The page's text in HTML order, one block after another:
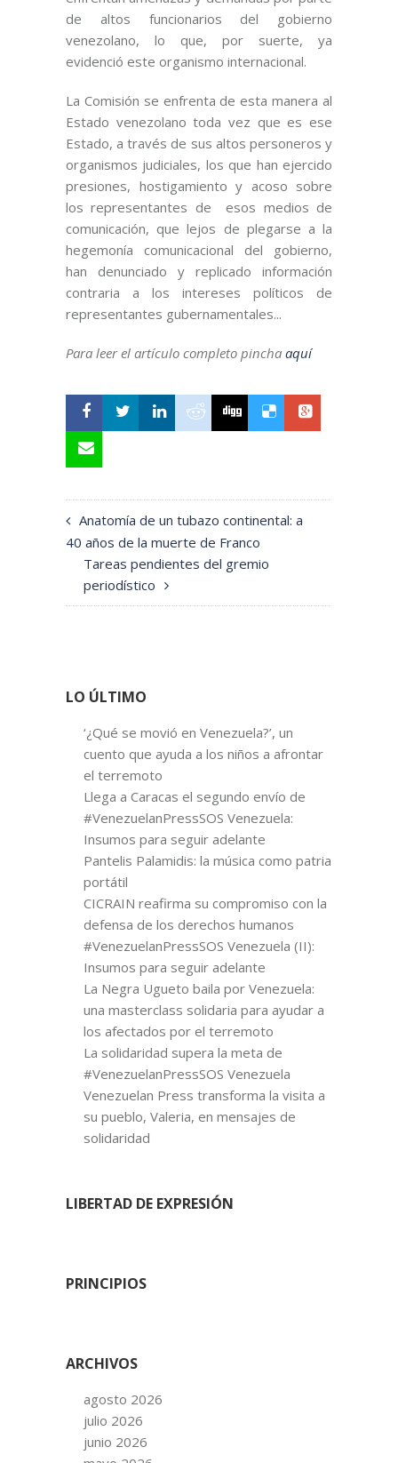
de altos funcionarios del gobierno
venezolano, lo que, por suerte, ya
evidenció este organismo internacional.
La Comisión se enfrenta de esta manera al
Estado venezolano toda vez que es ese
Estado, a través de sus altos personeros y
organismos judiciales, los que han ejercido
presiones, hostigamiento y acoso sobre
los representantes de esos medios de
comunicación, que lejos de plegarse a la
hegemonía comunicacional del gobierno,
han denunciado y replicado información
contraria a los intereses políticos de
representantes gubernamentales...
Para leer el artículo completo pincha aquí
Anatomía de un tubazo continental: a
40 años de la muerte de Franco
Tareas pendientes del gremio
periodístico
LO ÚLTIMO
‘¿Qué se movió en Venezuela?’, un
cuento que ayuda a los niños a afrontar
el terremoto
Llega a Caracas el segundo envío de
#VenezuelanPressSOS Venezuela:
Insumos para seguir adelante
Pantelis Palamidis: la música como patria
portátil
CICRAIN reafirma su compromiso con la
defensa de los derechos humanos
#VenezuelanPressSOS Venezuela (II):
Insumos para seguir adelante
La Negra Ugueto baila por Venezuela:
una masterclass solidaria para ayudar a
los afectados por el terremoto
La solidaridad supera la meta de
#VenezuelanPressSOS Venezuela
Venezuelan Press transforma la visita a
su pueblo, Valeria, en mensajes de
solidaridad
LIBERTAD DE EXPRESIÓN
PRINCIPIOS
ARCHIVOS
agosto 2026
julio 2026
junio 2026